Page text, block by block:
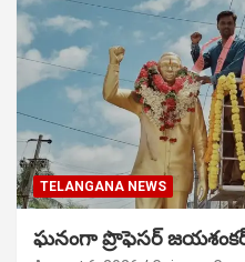
TELANGANA NEWS
ఘనంగా ప్రొఫెసర్